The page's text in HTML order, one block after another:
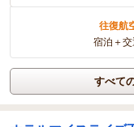
往復航
宿泊＋
すべて